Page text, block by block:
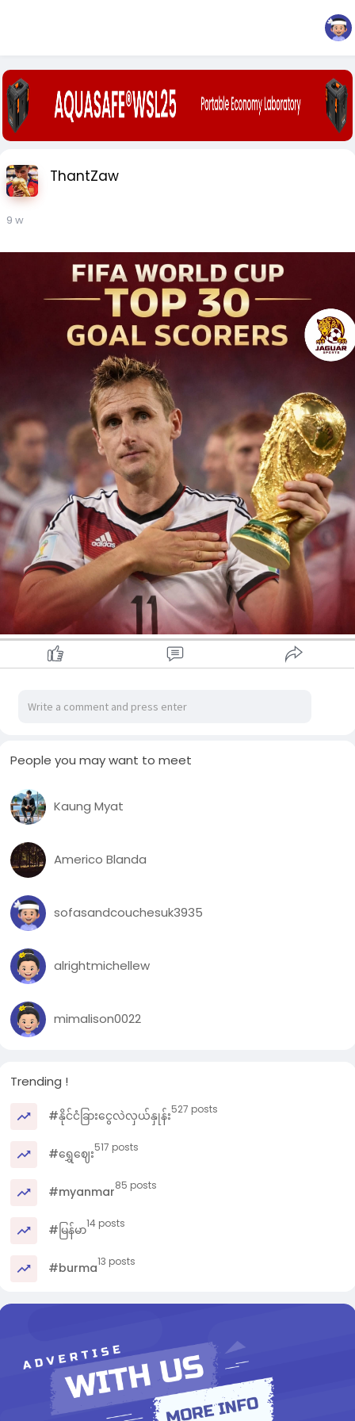
ThantZaw
9 w
People you may want to meet
Kaung Myat
Americo Blanda
sofasandcouchesuk3935
alrightmichellew
mimalison0022
Trending !
#နိုင်ငံခြားငွေလဲလှယ်နှုန်း527 posts
#ရွှေဈေး517 posts
#myanmar85 posts
#မြန်မာ14 posts
#burma13 posts